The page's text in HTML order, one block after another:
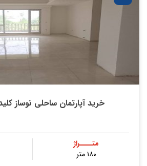
خرید آپارتمان ساحلی نوساز
متــــراژ
۱۸۰ متر